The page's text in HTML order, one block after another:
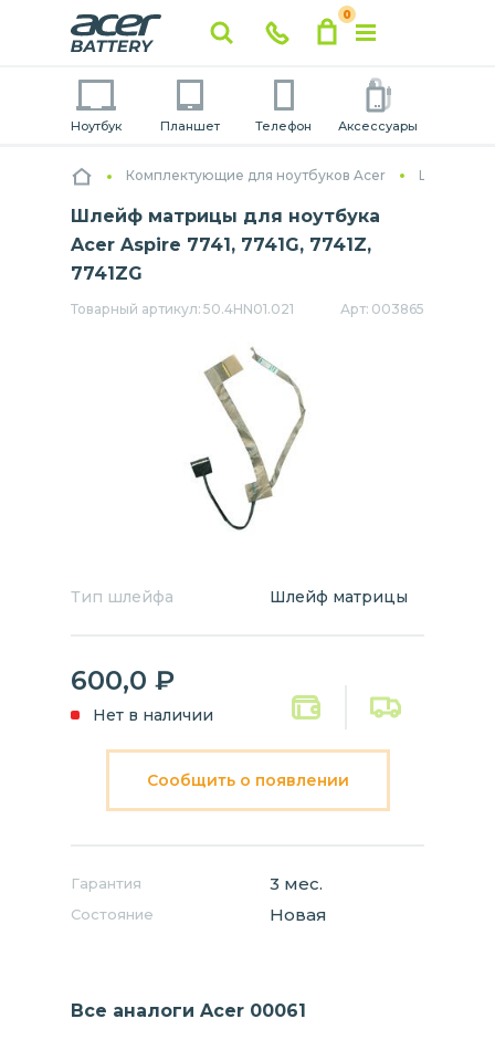
0
Ноутбук Планшет Телефон Аксессуары
Комплектующие для ноутбуков Acer Шлейфы
Шлейф матрицы для ноутбука
Acer Aspire 7741, 7741G, 7741Z,
7741ZG
Товарный артикул: 50.4HN01.021 Арт: 003865
Тип шлейфа Шлейф матрицы
600,0 ₽
Нет в наличии
Сообщить о появлении
Гарантия 3 мес.
Состояние Новая
Все аналоги Acer 00061